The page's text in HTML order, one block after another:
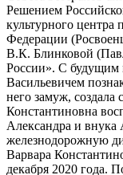
Решением
культурного центра
Федерации
В.К. Блинковой
России». С
Васильевичем
него замуж,
Константиновна
Александра и
железнодорожную
Варвара
декабря 2020 года.